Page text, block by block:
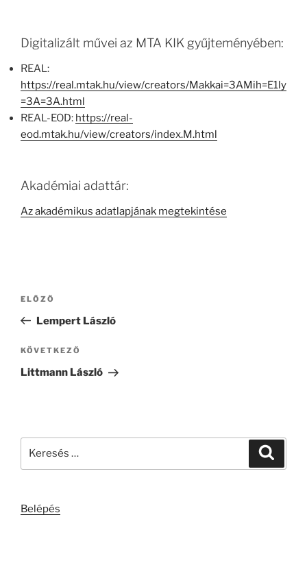
Digitalizált művei az MTA KIK gyűjteményében:
REAL:
https://real.mtak.hu/view/creators/Makkai=3AMih=E1ly
=3A=3A.html
REAL-EOD: https://real-
eod.mtak.hu/view/creators/index.M.html
Akadémiai adattár:
Az akadémikus adatlapjának megtekintése
Bejegyzés
Korábbi
bejegyzés
ELŐZŐ
Lempert László
Következő
bejegyzés
KÖVETKEZŐ
Littmann László
Belépés